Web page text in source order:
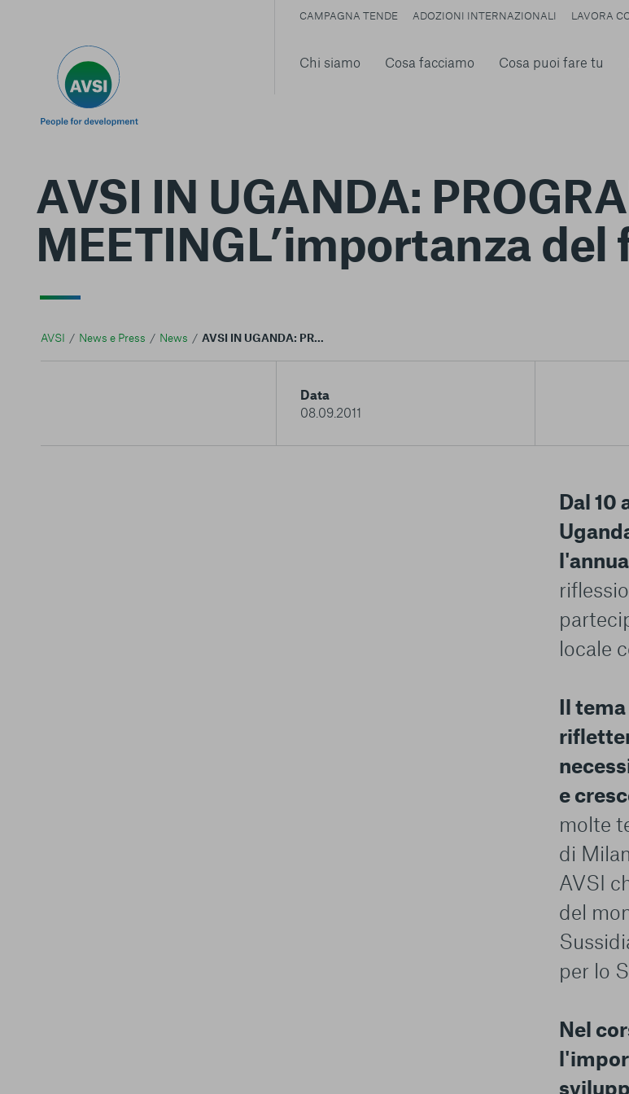
Centro preferenze sulla
Chi siamo Cosa facciamo Cosa puoi fare tu
CAMPAGNA TENDE ADOZIONI INTERNAZIONALI LAVORA
AVSI IN UGANDA:
MEETINGL’importanza
AVSI News e Press News AVSI IN UGANDA: PROGRAMME MANAGER MEETINGL'importanza del fattore umano
Data
08.09.2011
Dal 10
locale
Il
e
molte
di
AVSI
del
per lo
Nel